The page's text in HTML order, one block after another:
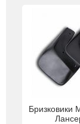
Бризковики